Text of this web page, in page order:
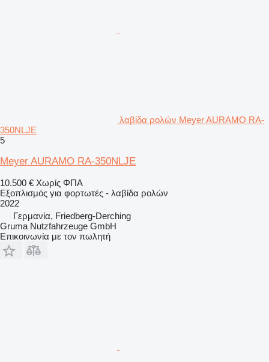
λαβίδα ρολών Meyer AURAMO RA-
350NLJE
5
Meyer AURAMO RA-350NLJE
10.500 € Χωρίς ΦΠΑ
Εξοπλισμός για φορτωτές - λαβίδα ρολών
2022
Γερμανία, Friedberg-Derching
Gruma Nutzfahrzeuge GmbH
Επικοινωνία με τον πωλητή